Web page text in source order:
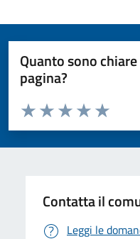
Quanto sono
pagina?
Valuta da 1 a 5 stelle la pagina
Valuta 5
Valuta 4
Valuta 3 stelle
Valuta 2 stelle su 5
Valuta 1 stelle su 5
Contatta il
Leggi le